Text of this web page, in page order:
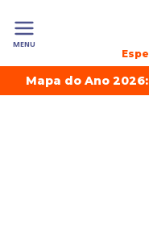
MENU
Mapa do Ano